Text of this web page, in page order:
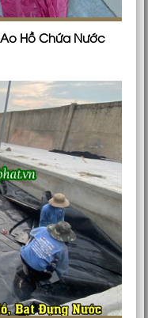
Hồ Chứa Nước